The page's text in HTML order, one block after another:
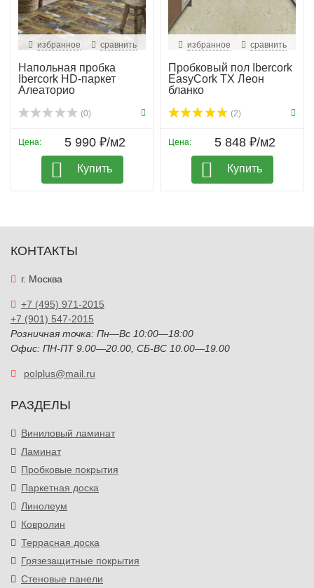
избранное сравнить
Напольная пробка
Ibercork HD-паркет
Алеаторио
(0)
Цена: 5 990 ₽/м2
Купить
избранное сравнить
Пробковый пол Ibercork
EasyCork TX Леон
бланко
(2)
Цена: 5 848 ₽/м2
Купить
КОНТАКТЫ
г. Москва
+7 (495) 971-2015
+7 (901) 547-2015
Розничная точка: Пн—Вс 10:00—18:00
Офис: ПН-ПТ 9.00—20.00, СБ-ВС 10.00—19.00
polplus@mail.ru
РАЗДЕЛЫ
Виниловый ламинат
Ламинат
Пробковые покрытия
Паркетная доска
Линолеум
Ковролин
Террасная доска
Грязезащитные покрытия
Стеновые панели